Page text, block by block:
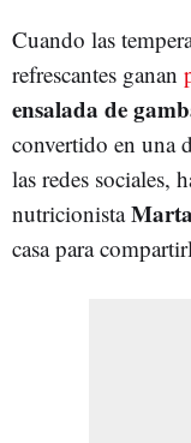
Cuando las
refrescantes ganan
ensalada de
convertido en una
las redes sociales,
nutricionista
casa para